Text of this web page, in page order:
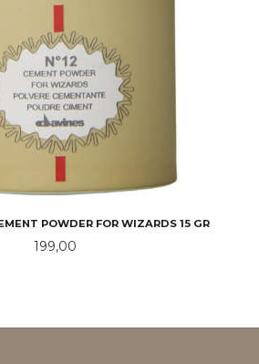
POWDER FOR WIZARDS 15 GR
Pris
199,00